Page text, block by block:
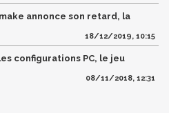
annonce son retard, la
18/12/2019, 10:15
configurations PC, le jeu
08/11/2018, 12:31